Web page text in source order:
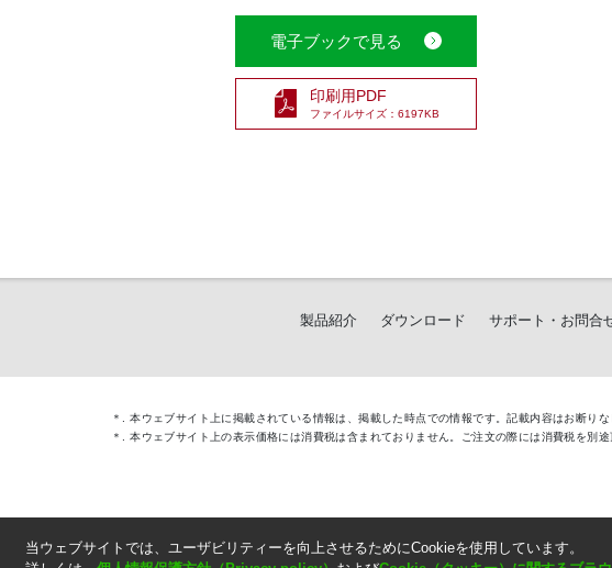
当ウェブサイトでは、ユーザビリティーを向上させるためにCookieを使用しています。
電子ブックで見る
印刷用PDF
ファイルサイズ：6197KB
製品紹介 ダウンロード サポート・お問合
＊. 本ウェブサイト上に掲載されている情報は、掲載した時点での情報です。記載内容はお断り
＊. 本ウェブサイト上の表示価格には消費税は含まれておりません。ご注文の際には消費税を別途